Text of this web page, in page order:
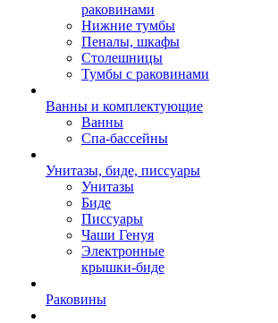
раковинами
Нижние тумбы
Пеналы, шкафы
Столешницы
Тумбы с раковинами
Ванны и комплектующие
Ванны
Спа-бассейны
Унитазы, биде, писсуары
Унитазы
Биде
Писсуары
Чаши Генуя
Электронные
крышки-биде
Раковины